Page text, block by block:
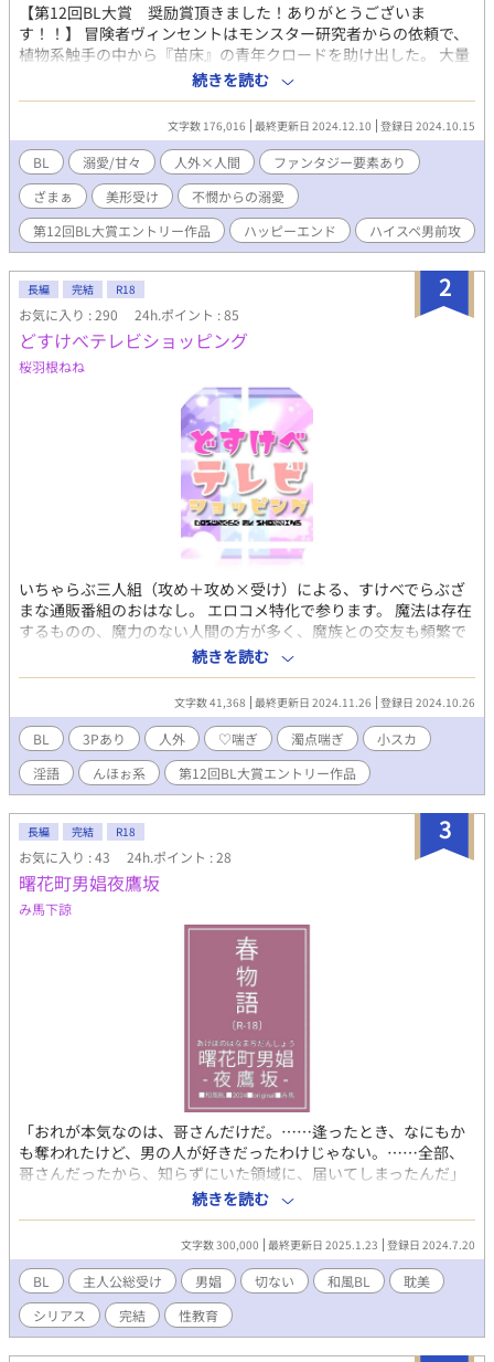
【第12回BL大賞 奨励賞頂きました！ありがとうございま
す！！】 冒険者ヴィンセントはモンスター研究者からの依頼で、
植物系触手の中から『苗床』の青年クロードを助け出した。 大量
の種を植え付けられた『苗床』は、剣士のような均整の取れた身
体をしているのに妙に色っぽい。 初めて男に欲情したヴィンセン
トは、戸惑いながらも依頼で『苗床』の世話係となった。 「あ、
できるだけ回数ヤってくれる？あと射精もたくさんさせてくれ
る？」 「はあああ？？」 雇い主のオーダーは、一日最低一度は触
手の種を産ませる事。 普段表情に乏しいクロードは触れた時だけ
目眩がするほどの色香を放つ。 触手に犯され熟れきった身体の抱
き心地は最高だった。 三十路の冒険者（苦労性の男前）×苗床の
青年（金髪緑眼・美形） 色んなプレイを含みますが、特定攻とし
ございます！！
続きを読む
文字数 176,016 最終更新日 2024.12.10 登録日 2024.10.15
BL 溺愛/甘々 人外×人間
ファンタジー要素あり
ざまぁ
美形受け
不憫からの溺愛
第12回BL大賞エントリー作品
ハッピーエンド ハイスペ男前攻
2
長編 完結 R18
お気に入り : 290 24h.ポイント : 85
どすけべテレビショッピング
桜羽根ねね
いちゃらぶ三人組（攻め＋攻め×受け）による、すけべでらぶざ
まな通販番組のおはなし。 エロコメ特化で参ります。 魔法は存在
するものの、魔力のない人間の方が多く、魔族との交友も頻繁で
は無い世界観です。 話によって、モブ視点、キャラ視点等視点が
変わります。
続きを読む
文字数 41,368 最終更新日 2024.11.26 登録日 2024.10.26
BL 3Pあり 人外 ♡喘ぎ 濁点喘ぎ
小スカ
淫語
んほぉ系 第12回BL大賞エントリー作品
3
長編 完結 R18
お気に入り : 43 24h.ポイント : 28
曙花町男娼夜鷹坂
み馬下諒
「おれが本気なのは、哥さんだけだ。……逢ったとき、なにもか
も奪われたけど、男の人が好きだったわけじゃない。……全部、
哥さんだったから、知らずにいた領域に、届いてしまったんだ」
（ハルチカ） 「おれがあんたの猫になってやるよ。……ほら、に
ゃーんってな」（エンジュ） 筆者の趣味丸出しパワーアップ、ほ
ぼ異世界ファンタジーだと思ってください。 男娼の主人公が性活
動する物語。エロ重視です。 ★お試し読みは〘16〙アズナヒあた
りが作品の雰囲気がわかりやすいかと思います★ ✿第12回BL大賞
エントリー作品✿最終結果2838作品中／542位✿応援ありがとう
ございました✿
続きを読む
文字数 300,000 最終更新日 2025.1.23 登録日 2024.7.20
BL 主人公総受け 男娼 切ない 和風BL
耽美
シリアス
完結 性教育